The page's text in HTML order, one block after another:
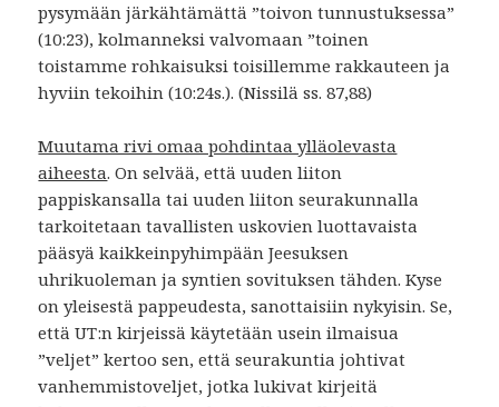
pysymään järkähtämättä ”toivon tunnustuksessa”
(10:23), kolmanneksi valvomaan ”toinen
toistamme rohkaisuksi toisillemme rakkauteen ja
hyviin tekoihin (10:24s.). (Nissilä ss. 87,88)
Muutama rivi omaa pohdintaa ylläolevasta
aiheesta. On selvää, että uuden liiton
pappiskansalla tai uuden liiton seurakunnalla
tarkoitetaan tavallisten uskovien luottavaista
pääsyä kaikkeinpyhimpään Jeesuksen
uhrikuoleman ja syntien sovituksen tähden. Kyse
on yleisestä pappeudesta, sanottaisiin nykyisin. Se,
että UT:n kirjeissä käytetään usein ilmaisua
”veljet” kertoo sen, että seurakuntia johtivat
vanhemmistoveljet, jotka lukivat kirjeitä